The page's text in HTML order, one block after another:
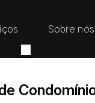
Sobre nós